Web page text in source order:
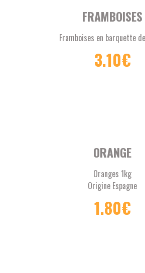
FRAMBOISES
Framboises en barquette
3.10€
ORANGE
Oranges 1kg
Origine Espagne
1.80€